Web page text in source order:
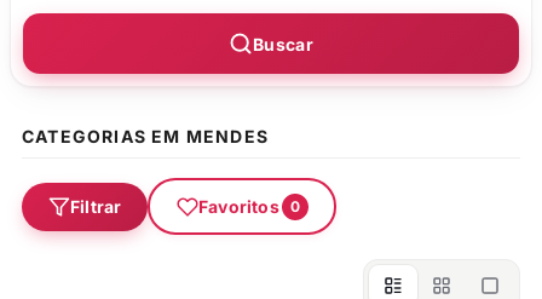
Buscar
CATEGORIAS EM MENDES
Filtrar Favoritos 0